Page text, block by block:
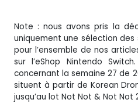
Note : nous avons pris la
uniquement une sélection
pour l’ensemble de nos
sur l’eShop Nintendo
concernant la semaine 27 de
situent à partir de Korean
jusqu’au lot Not Not & Not Not